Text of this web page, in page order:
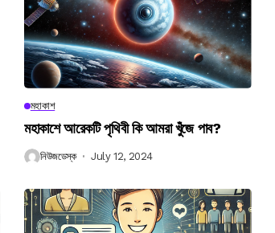
মহাকাশ
মহাকাশে আরেকটি পৃথিবী কি আমরা খুঁজে পাব?
নিউজডেস্ক July 12, 2024